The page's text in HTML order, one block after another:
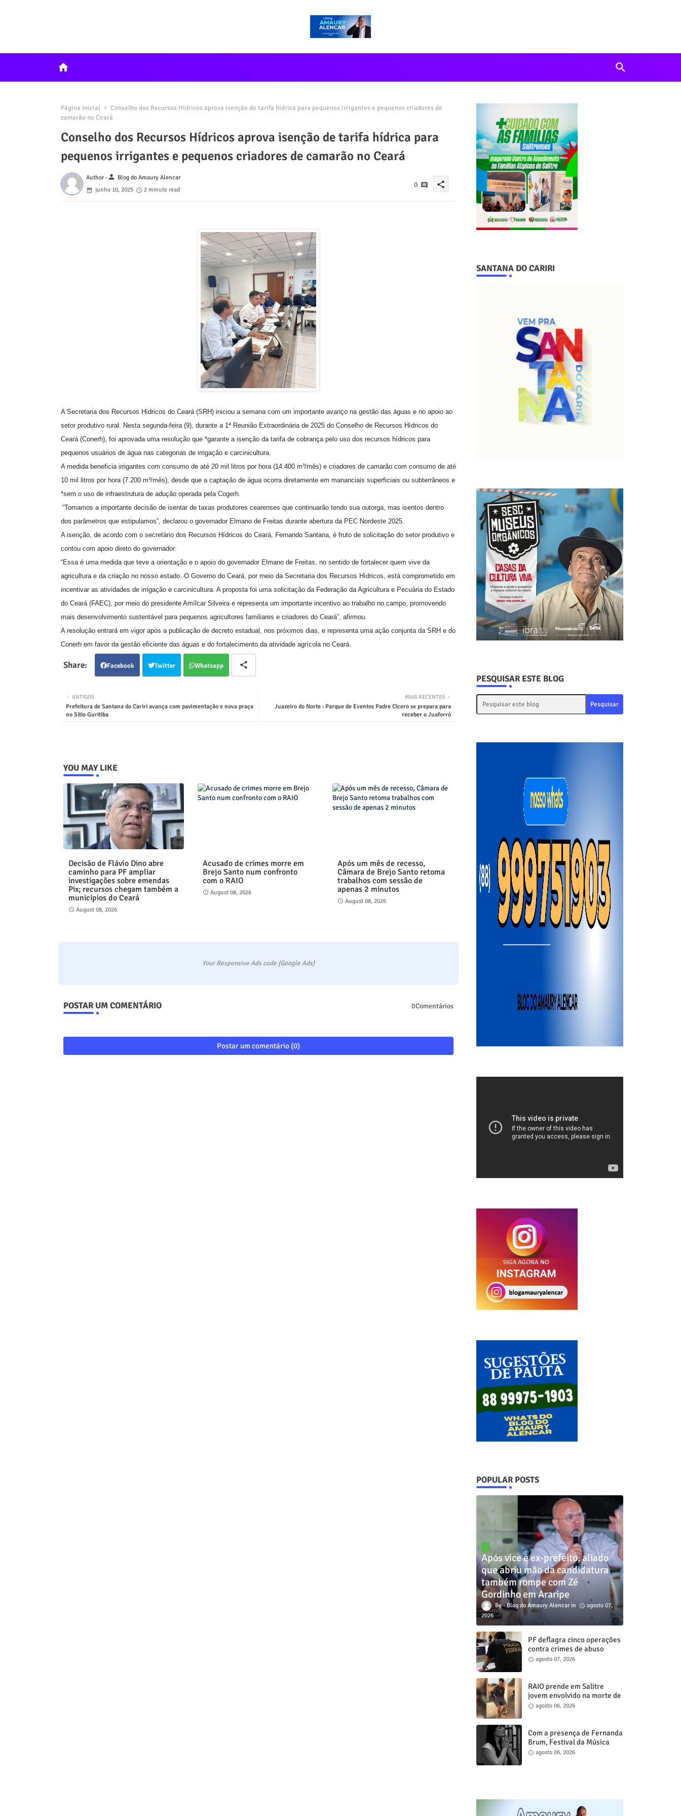
home
Página inicial
Conselho dos Recursos Hídricos aprova isenção de tarifa hídrica para pequenos irrigantes e pequenos criadores de
camarão no Ceará
Conselho dos Recursos Hídricos aprova isenção de tarifa hídrica para
pequenos irrigantes e pequenos criadores de camarão no Ceará
Author -person Blog do Amaury Alencar
junho 10, 2025
2 minute read
0 share
A Secretaria dos Recursos Hídricos do Ceará (SRH) iniciou a semana com um importante avanço na gestão das águas e no apoio ao
setor produtivo rural. Nesta segunda-feira (9), durante a 1ª Reunião Extraordinária de 2025 do Conselho de Recursos Hídricos do
Ceará (Conerh), foi aprovada uma resolução que *garante a isenção da tarifa de cobrança pelo uso dos recursos hídricos para
pequenos usuários de água nas categorias de irrigação e carcinicultura.
A medida beneficia irrigantes com consumo de até 20 mil litros por hora (14.400 m³/mês) e criadores de camarão com consumo de até
10 mil litros por hora (7.200 m³/mês), desde que a captação de água ocorra diretamente em mananciais superficiais ou subterrâneos e
*sem o uso de infraestrutura de adução operada pela Cogerh.
“Tomamos a importante decisão de isentar de taxas produtores cearenses que continuarão tendo sua outorga, mas isentos dentro
dos parâmetros que estipulamos”, declarou o governador Elmano de Freitas durante abertura da PEC Nordeste 2025.
A isenção, de acordo com o secretário dos Recursos Hídricos do Ceará, Fernando Santana, é fruto de solicitação do setor produtivo e
contou com apoio direto do governador:
“Essa é uma medida que teve a orientação e o apoio do governador Elmano de Freitas, no sentido de fortalecer quem vive da
agricultura e da criação no nosso estado. O Governo do Ceará, por meio da Secretaria dos Recursos Hídricos, está comprometido em
incentivar as atividades de irrigação e carcinicultura. A proposta foi uma solicitação da Federação da Agricultura e Pecuária do Estado
do Ceará (FAEC), por meio do presidente Amílcar Silveira e representa um importante incentivo ao trabalho no campo, promovendo
mais desenvolvimento sustentável para pequenos agricultores familiares e criadores do Ceará”, afirmou.
A resolução entrará em vigor após a publicação de decreto estadual, nos próximos dias, e representa uma ação conjunta da SRH e do
Conerh em favor da gestão eficiente das águas e do fortalecimento da atividade agrícola no Ceará.
Facebook Twitter Whatsapp
MAIS RECENTES
Juazeiro do Norte : Parque de Eventos Padre Cícero se prepara para
receber o Juaforró
ANTIGOS
Prefeitura de Santana do Cariri avança com pavimentação e nova praça
no Sítio Guritiba
YOU MAY LIKE
Decisão de Flávio Dino abre
caminho para PF ampliar
investigações sobre emendas
Pix; recursos chegam também a
municípios do Ceará
August 08, 2026
Acusado de crimes morre em
Brejo Santo num confronto
com o RAIO
August 08, 2026
Após um mês de recesso,
Câmara de Brejo Santo retoma
trabalhos com sessão de
apenas 2 minutos
August 08, 2026
Your Responsive Ads code (Google Ads)
POSTAR UM COMENTÁRIO 0Comentários
Postar um comentário (0)
SANTANA DO CARIRI
PESQUISAR ESTE BLOG
POPULAR POSTS
Após vice e ex-prefeito, aliado
que abriu mão da candidatura
também rompe com Zé
Gordinho em Araripe
Blog do Amaury Alencar
agosto 07,
2026
PF deflagra cinco operações
contra crimes de abuso
sexual infanto juvenil em
agosto 07, 2026
RAIO prende em Salitre
jovem envolvido na morte de
psicóloga em Missão Velha
agosto 06, 2026
Com a presença de Fernanda
Brum, Festival da Música
Gospel de Juazeiro do Norte
agosto 06, 2026